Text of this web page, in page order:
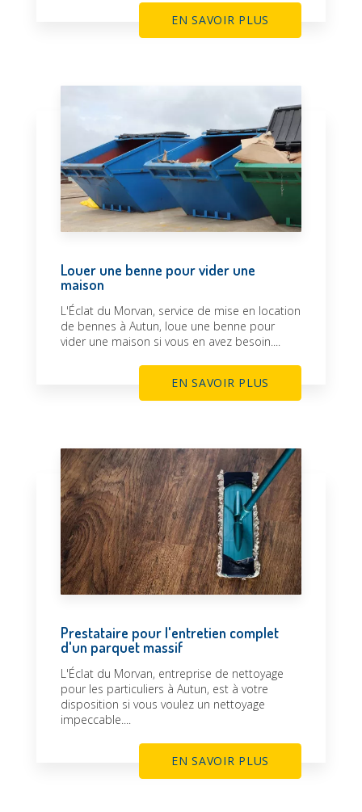
EN SAVOIR PLUS
Louer une benne pour vider une
maison
L'Éclat du Morvan, service de mise en location
de bennes à Autun, loue une benne pour
vider une maison si vous en avez besoin....
EN SAVOIR PLUS
Prestataire pour l'entretien complet
d'un parquet massif
L'Éclat du Morvan, entreprise de nettoyage
pour les particuliers à Autun, est à votre
disposition si vous voulez un nettoyage
impeccable....
EN SAVOIR PLUS